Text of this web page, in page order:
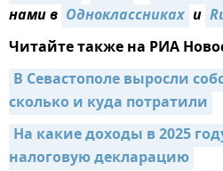
нами в Одноклассниках и
Читайте также на РИА
В Севастополе выросли
сколько и куда потратили
На какие доходы в 2025
налоговую декларацию